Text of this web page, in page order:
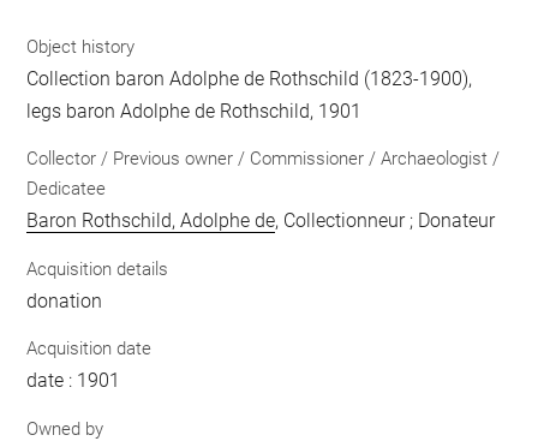
Object history
Collection baron Adolphe de Rothschild (1823-1900),
legs baron Adolphe de Rothschild, 1901
Collector / Previous owner / Commissioner / Archaeologist /
Dedicatee
Baron Rothschild, Adolphe de, Collectionneur ; Donateur
Acquisition details
donation
Acquisition date
date : 1901
Owned by